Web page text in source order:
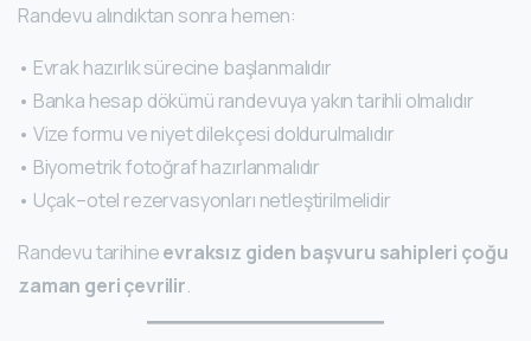
Randevu alındıktan sonra hemen:
• Evrak hazırlık sürecine başlanmalıdır
• Banka hesap dökümü randevuya yakın tarihli olmalıdır
• Vize formu ve niyet dilekçesi doldurulmalıdır
• Biyometrik fotoğraf hazırlanmalıdır
• Uçak–otel rezervasyonları netleştirilmelidir
Randevu tarihineevraksız giden başvuru sahipleri çoğu
zaman geri çevrilir.